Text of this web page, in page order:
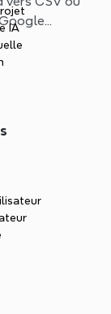
rationaliser
IA